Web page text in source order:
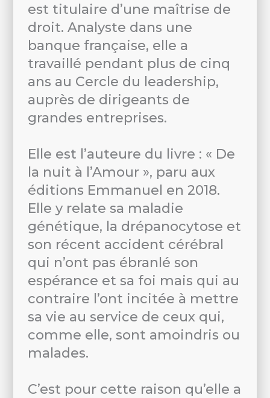
est titulaire d’une maîtrise de
droit. Analyste dans une
banque française, elle a
travaillé pendant plus de cinq
ans au Cercle du leadership,
auprès de dirigeants de
grandes entreprises.
Elle est l’auteure du livre : « De
la nuit à l’Amour », paru aux
éditions Emmanuel en 2018.
Elle y relate sa maladie
génétique, la drépanocytose et
son récent accident cérébral
qui n’ont pas ébranlé son
espérance et sa foi mais qui au
contraire l’ont incitée à mettre
sa vie au service de ceux qui,
comme elle, sont amoindris ou
malades.
C’est pour cette raison qu’elle a